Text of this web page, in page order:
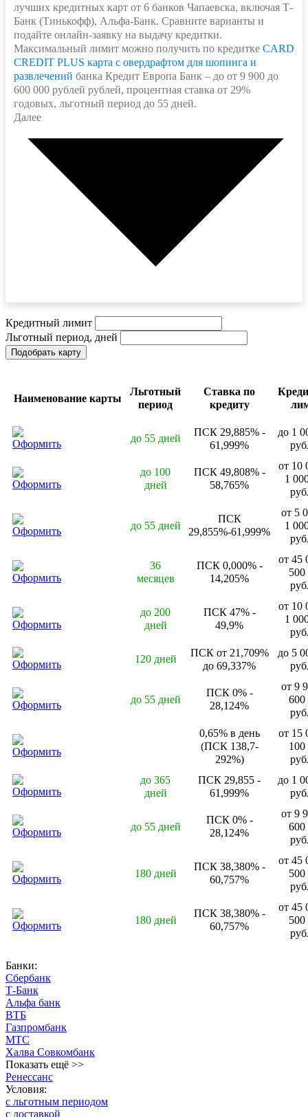
лучших кредитных карт от 6 банков Чапаевска, включая Т-
Банк (Тинькофф), Альфа-Банк. Сравните варианты и
подайте онлайн-заявку на выдачу кредитки.
Максимальный лимит можно получить по кредитке CARD
CREDIT PLUS карта с овердрафтом для шопинга и
развлечений банка Кредит Европа Банк – до от 9 900 до
600 000 рублей рублей, процентная ставка от 29%
годовых, льготный период до 55 дней.
Далее
Кредитный лимит
Льготный период, дней
Подобрать карту
Наименование карты
Льготный
период
Ставка по
кредиту
Оформить до 55 дней
ПСК 29,885% -
61,999%
до 1
Оформить
до 100
дней
ПСК 49,808% -
58,765%
от 10
1
Оформить до 55 дней
ПСК
29,855%-61,999%
от 5
1
Оформить
36
месяцев
ПСК 0,000% -
14,205%
от 45
500
Оформить
до 200
дней
ПСК 47% -
49,9%
от 10
1
Оформить 120 дней
ПСК от 21,709%
до 69,337%
до 5
Оформить до 55 дней
ПСК 0% -
28,124%
от 9
600
Оформить
0,65% в день
(ПСК 138,7-
292%)
от 15
100
Оформить
до 365
дней
ПСК 29,855 -
61,999%
до 1
Оформить до 55 дней
ПСК 0% -
28,124%
от 9
600
Оформить 180 дней
ПСК 38,380% -
60,757%
от 45
500
Оформить 180 дней
ПСК 38,380% -
60,757%
от 45
500
Банки:
Сбербанк
Т-Банк
Альфа банк
ВТБ
Газпромбанк
МТС
Халва Совкомбанк
Показать ещё >>
Ренессанс
Условия:
с льготным периодом
с доставкой